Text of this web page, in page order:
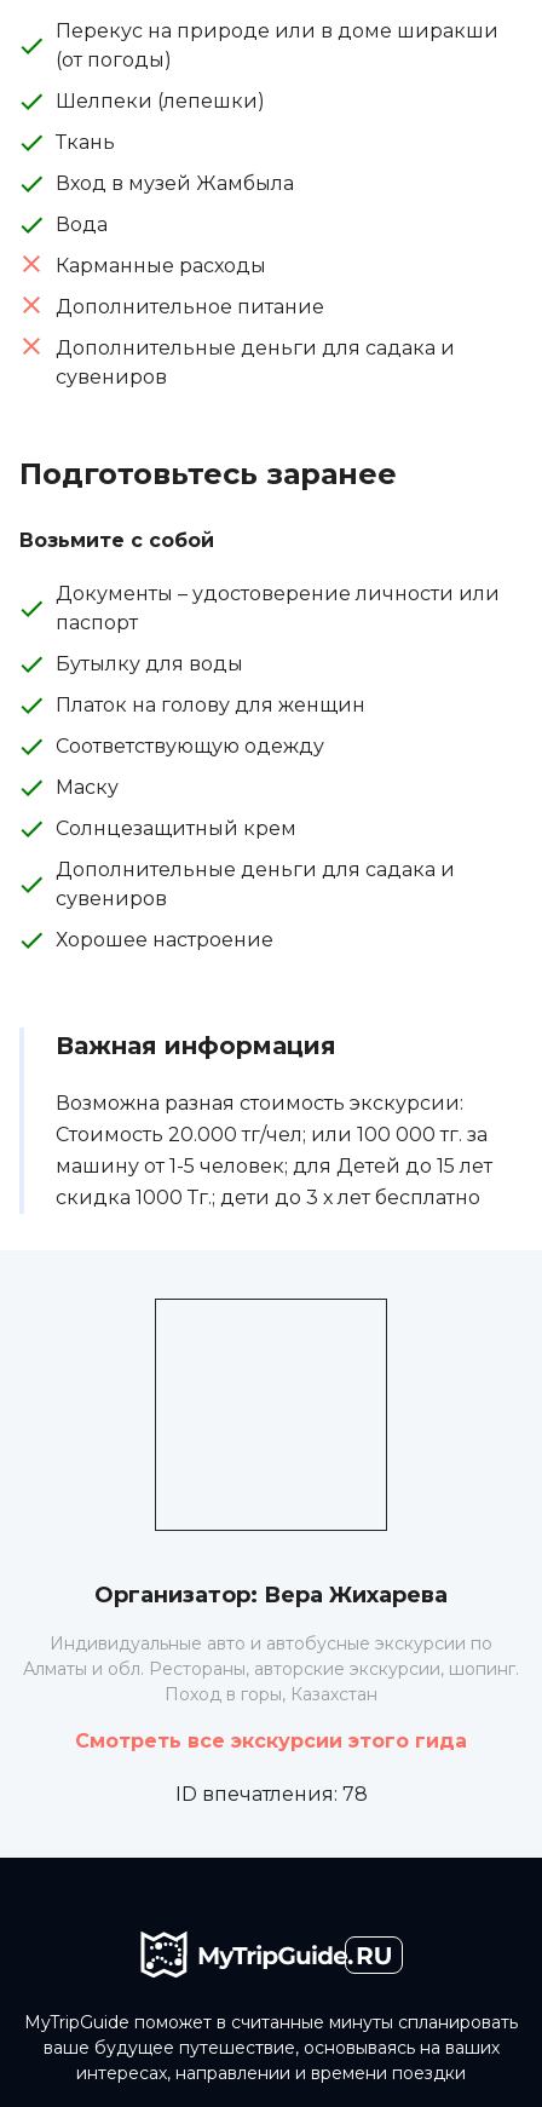
Перекус на природе или в доме ширакши
(от погоды)
Шелпеки (лепешки)
Ткань
Вход в музей Жамбыла
Вода
Карманные расходы
Дополнительное питание
Дополнительные деньги для садака и
сувениров
Подготовьтесь заранее
Возьмите с собой
Документы – удостоверение личности или
паспорт
Бутылку для воды
Платок на голову для женщин
Соответствующую одежду
Маску
Солнцезащитный крем
Дополнительные деньги для садака и
сувениров
Хорошее настроение
Важная информация
Возможна разная стоимость экскурсии:
Стоимость 20.000 тг/чел; или 100 000 тг. за
машину от 1-5 человек; для Детей до 15 лет
скидка 1000 Тг.; дети до 3 х лет бесплатно
Организатор: Вера Жихарева
Индивидуальные авто и автобусные экскурсии по
Алматы и обл. Рестораны, авторские экскурсии, шопинг.
Поход в горы, Казахстан
Смотреть все экскурсии этого гида
ID впечатления: 78
MyTripGuide поможет в считанные минуты спланировать
ваше будущее путешествие, основываясь на ваших
интересах, направлении и времени поездки